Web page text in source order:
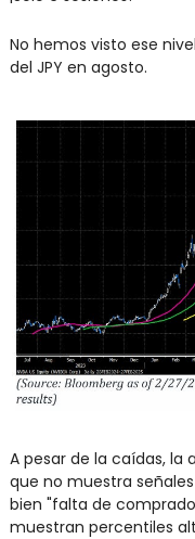
No hemos visto ese
del JPY en agosto.
A pesar de la caídas, la
que no muestra
bien "falta de
muestran percentiles